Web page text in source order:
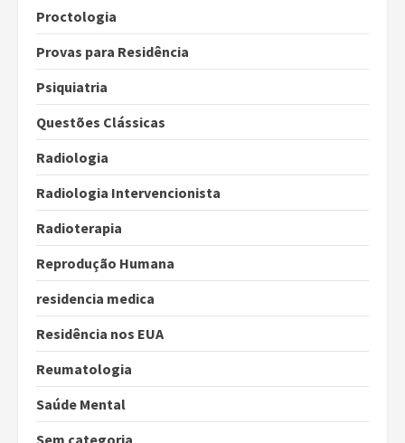
Proctologia
Provas para Residência
Psiquiatria
Questões Clássicas
Radiologia
Radiologia Intervencionista
Radioterapia
Reprodução Humana
residencia medica
Residência nos EUA
Reumatologia
Saúde Mental